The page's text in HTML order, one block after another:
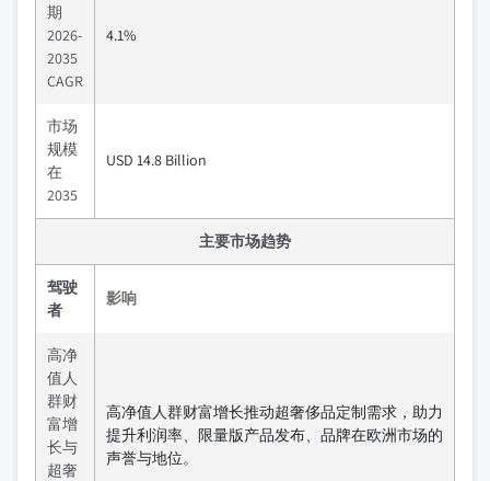
期
2026-
2035
CAGR
4.1%
市场
规模
在
2035
USD 14.8 Billion
主要市场趋势
驾驶
者
影响
高净
值人
群财
富增
长与
超奢
高净值人群财富增长推动超奢侈品定制需求，助力
提升利润率、限量版产品发布、品牌在欧洲市场的
声誉与地位。